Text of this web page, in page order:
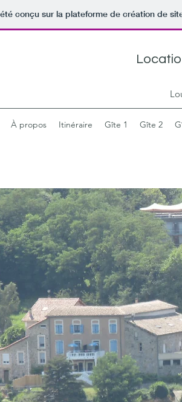
conçu sur la plateforme de création de
À propos Itinéraire Gîte 1 Gîte 2